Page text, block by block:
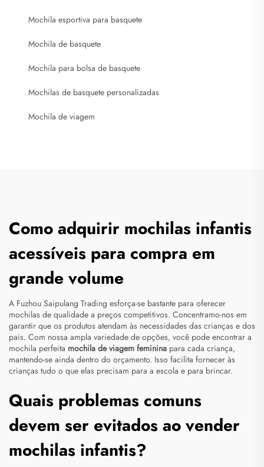
Mochila esportiva para basquete
Mochila de basquete
Mochila para bolsa de basquete
Mochilas de basquete personalizadas
Mochila de viagem
Como adquirir mochilas infantis
acessíveis para compra em
grande volume
A Fuzhou Saipulang Trading esforça-se bastante para oferecer
mochilas de qualidade a preços competitivos. Concentramo-nos em
garantir que os produtos atendam às necessidades das crianças e dos
pais. Com nossa ampla variedade de opções, você pode encontrar a
mochila perfeita mochila de viagem feminina para cada criança,
mantendo-se ainda dentro do orçamento. Isso facilita fornecer às
crianças tudo o que elas precisam para a escola e para brincar.
Quais problemas comuns
devem ser evitados ao vender
mochilas infantis?